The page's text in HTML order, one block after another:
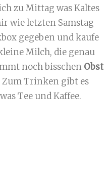
zu Mittag was Kaltes
wie letzten Samstag
gegeben und kaufe
Milch, die genau
noch bisschen Obst
Trinken gibt es
Tee und Kaffee.